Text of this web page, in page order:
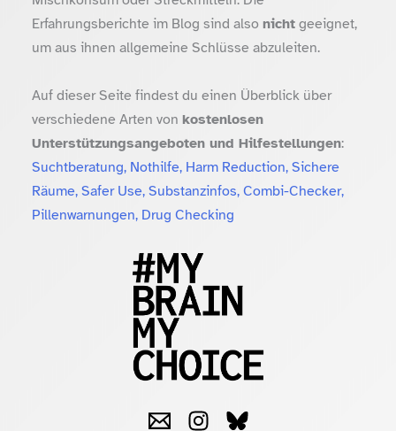
Erfahrungsberichte im Blog sind also nichtgeeignet,
um aus ihnen allgemeine Schlüsse abzuleiten.
Auf dieser Seite findest du einen Überblick über
verschiedene Arten von kostenlosen
Unterstützungsangeboten und Hilfestellungen:
Suchtberatung, Nothilfe, Harm Reduction, Sichere
Räume, Safer Use, Substanzinfos, Combi-Checker,
Pillenwarnungen, Drug Checking